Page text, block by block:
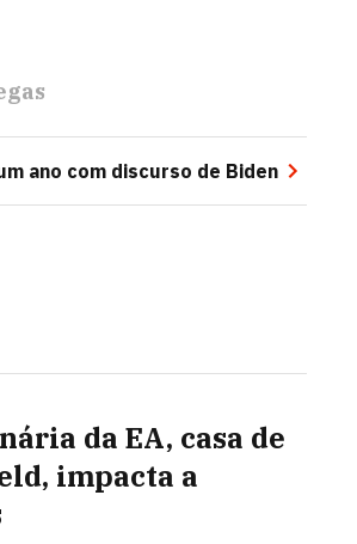
ano com discurso de Biden
da EA, casa de
impacta a